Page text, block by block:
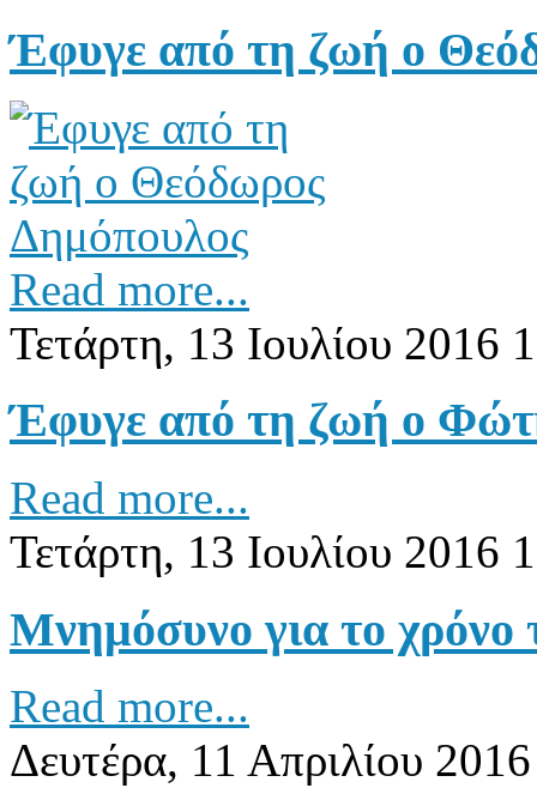
Έφυγε από τη ζωή ο
Read more...
Τετάρτη, 13 Ιουλίου 2016
Έφυγε από τη ζωή ο
Read more...
Τετάρτη, 13 Ιουλίου 2016
Μνημόσυνο για το χρόνο
Read more...
Δευτέρα, 11 Απριλίου